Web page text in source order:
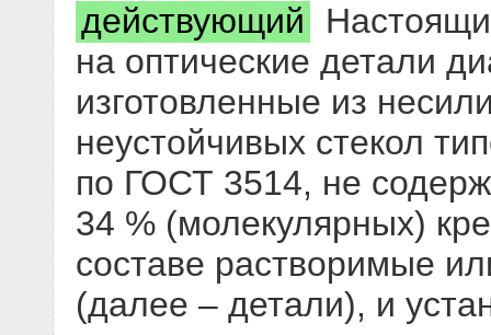
действующий
на оптические детали
изготовленные из
неустойчивых стекол
по ГОСТ 3514, не
34 % (молекулярных)
составе растворимые
(далее – детали), и